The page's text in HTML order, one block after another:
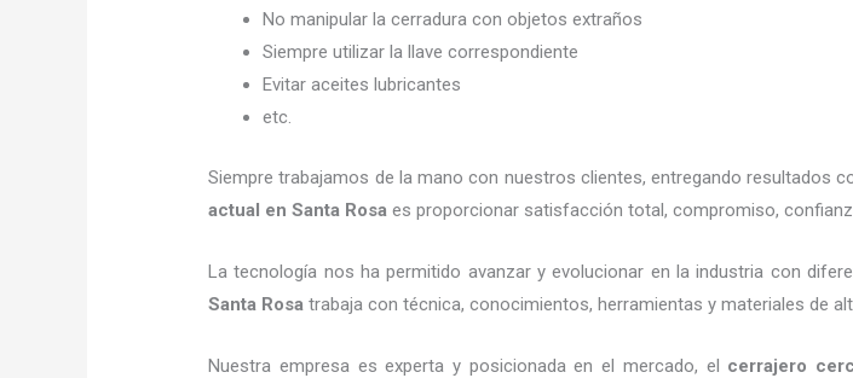
No manipular la cerradura con objetos extraños
Siempre utilizar la llave correspondiente
Evitar aceites lubricantes
etc.
Siempre trabajamos de la mano con nuestros clientes, entregando resultados
actual en Santa Rosa es proporcionar satisfacción total, compromiso,
La tecnología nos ha permitido avanzar y evolucionar en la industria con
Santa Rosa trabaja con técnica, conocimientos, herramientas y materiales de
Nuestra empresa es experta y posicionada en el mercado, el cerrajero